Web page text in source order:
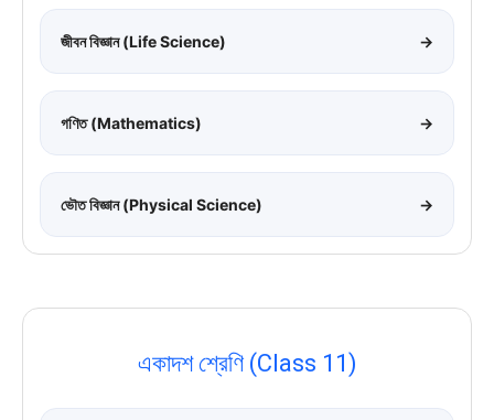
জীবন বিজ্ঞান (Life Science) →
গণিত (Mathematics) →
ভৌত বিজ্ঞান (Physical Science) →
একাদশ শ্রেণি (Class 11)